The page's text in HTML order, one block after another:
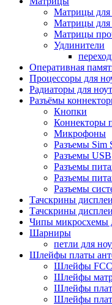
Матрицы для
Матрицы для
Матрицы
Удлинители
Оперативная
Процессоры для
Радиаторы для
Разъёмы
Кнопки
Коннекторы
Микрофоны
Разъемы Sim
Разъемы USB
Разъемы
Разъемы
Разъемы
Тачскрины
Тачскрины
Чипы микросхемы
Шарниры
петли для
Шлейфы платы
Шлейфы FCC
Шлейфы
Шлейфы
Шлейфы